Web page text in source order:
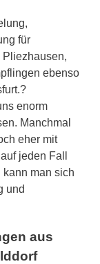
für
Pliezhausen,
ebenso
enorm
Manchmal
eher mit
jeden Fall
kann man sich
und
aus